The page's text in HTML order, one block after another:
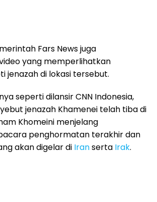
Fars News juga
yang memperlihatkan
jenazah di lokasi tersebut.
seperti dilansir CNN Indonesia,
jenazah Khamenei telah tiba di
Khomeini menjelang
penghormatan terakhir dan
akan digelar di Iranserta Irak.